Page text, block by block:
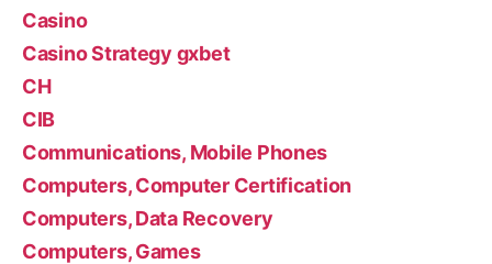
Casino
Casino Strategy gxbet
CH
CIB
Communications, Mobile Phones
Computers, Computer Certification
Computers, Data Recovery
Computers, Games